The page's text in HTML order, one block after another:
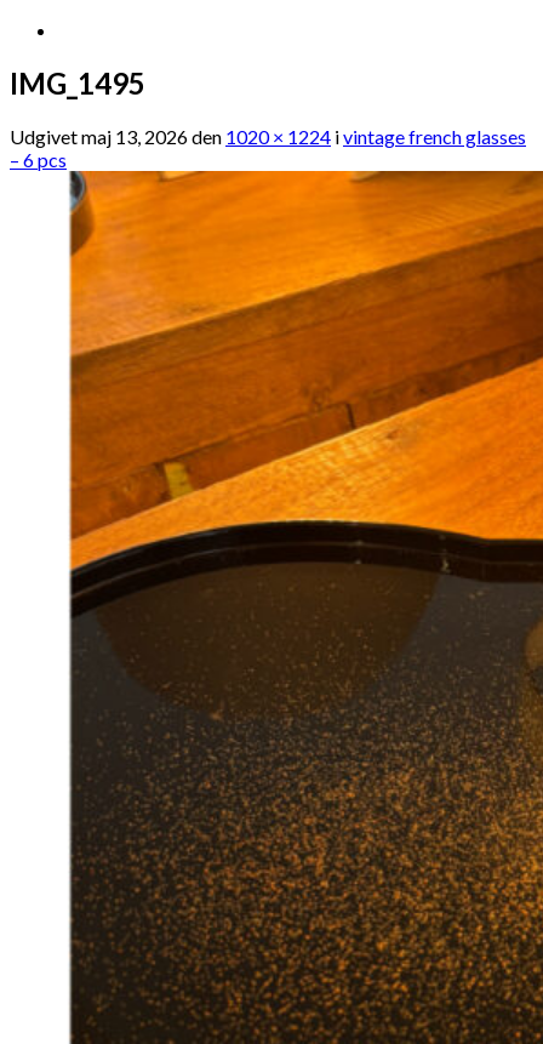
IMG_1495
Udgivetmaj 13, 2026den 1020 × 1224 ivintage french glasses
– 6 pcs